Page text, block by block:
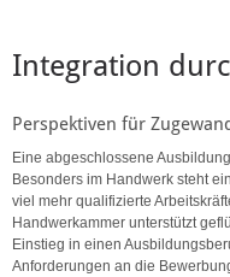
Integration
Perspektiven für
Eine abgeschlossene
Besonders im Handwerk steht
viel mehr qualifizierte
Handwerkammer unterstützt
Einstieg in einen
Anforderungen an die